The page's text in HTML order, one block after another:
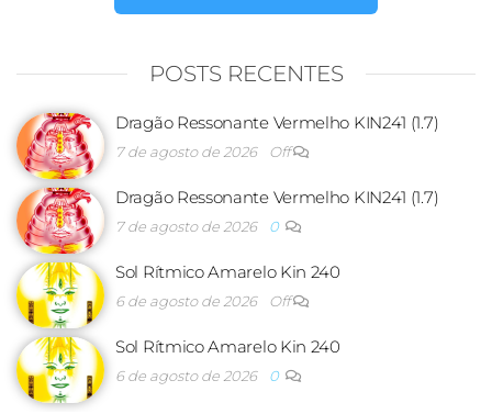
POSTS RECENTES
Dragão Ressonante Vermelho KIN241 (1.7)
7 de agosto de 2026 Off
Dragão Ressonante Vermelho KIN241 (1.7)
7 de agosto de 2026 0
Sol Rítmico Amarelo Kin 240
6 de agosto de 2026 Off
Sol Rítmico Amarelo Kin 240
6 de agosto de 2026 0